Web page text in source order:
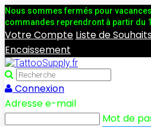
Nous sommes fermés pour
commandes reprendront à partir du
Votre Compte Liste de
Encaissement
Connexion
Adresse e-mail
Mot de